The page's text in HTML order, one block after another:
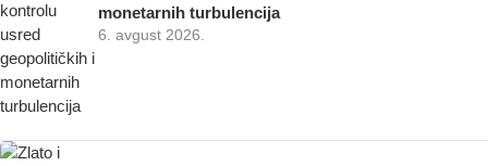
monetarnih turbulencija
6. avgust 2026.